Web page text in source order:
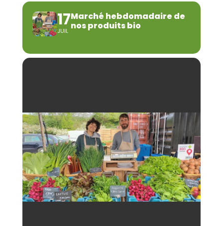
17
JUIL
Marché hebdomadaire de
nos produits bio